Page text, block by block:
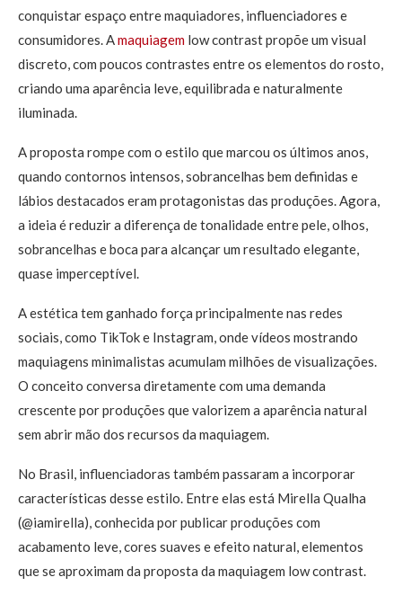
conquistar espaço entre maquiadores, influenciadores e
consumidores. Amaquiagem low contrast propõe um visual
discreto, com poucos contrastes entre os elementos do rosto,
criando uma aparência leve, equilibrada e naturalmente
iluminada.
A proposta rompe com o estilo que marcou os últimos anos,
quando contornos intensos, sobrancelhas bem definidas e
lábios destacados eram protagonistas das produções. Agora,
a ideia é reduzir a diferença de tonalidade entre pele, olhos,
sobrancelhas e boca para alcançar um resultado elegante,
quase imperceptível.
A estética tem ganhado força principalmente nas redes
sociais, como TikTok e Instagram, onde vídeos mostrando
maquiagens minimalistas acumulam milhões de visualizações.
O conceito conversa diretamente com uma demanda
crescente por produções que valorizem a aparência natural
sem abrir mão dos recursos da maquiagem.
No Brasil, influenciadoras também passaram a incorporar
características desse estilo. Entre elas está Mirella Qualha
(@iamirella), conhecida por publicar produções com
acabamento leve, cores suaves e efeito natural, elementos
que se aproximam da proposta da maquiagem low contrast.